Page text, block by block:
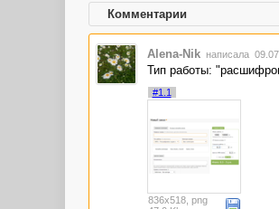
Комментарии
Alena-Nik написала
Тип работы:
#1.1
836x518, png